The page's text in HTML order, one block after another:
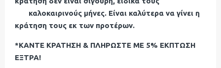
καλοκαιρινούς μήνες. Είναι καλύτερα να γίνει η
κράτηση τους εκ των προτέρων.
*ΚΑΝΤΕ ΚΡΑΤΗΣΗ & ΠΛΗΡΩΣΤΕ ΜΕ 5% ΕΚΠΤΩΣΗ
ΕΞΤΡΑ!